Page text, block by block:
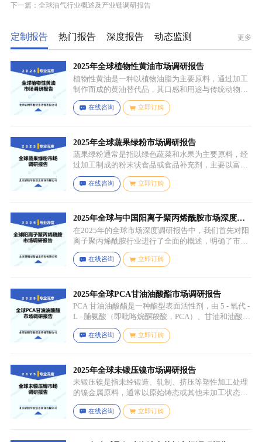
下一篇：全球油气行业概述及产业链调研报告
定制报告 热门报告 深度报告 动态监测 更多
2025年全球植物性黄油市场调研报告
植物性黄油是一种以植物油脂为主要原料，通过加工
制作而成的黄油替代品，其口感和用途与传统动物黄
油较为相似，常见的有大豆油、菜籽油、椰子油、棕
榈油等，这些植物油脂经过精炼、氢化或酯交换等工
用香精、色素等，以改善口感、延长保质期和调整风
味。
在线咨询 立即订购
2025年全球蔬果绿粉市场调研报告
蔬果绿粉通常是指以绿色蔬菜和水果为主要原料，经
过加工制成的粉末状食品或食品补充剂，主要以富含
叶绿素、膳食纤维、维生素、矿物质等营养成分的绿
色蔬菜和水果为原料，常见的包括菠菜、羽衣甘蓝、
等，有时也会搭配其他颜色的蔬果（如胡萝卜、甜菜
根等）以丰富营养等绿色水果。
在线咨询 立即订购
2025年全球与中国阳离子聚丙烯酰胺市场深度调
研报告：行业趋势与投资前景分析
在2025年的全球市场深度调研报告中，我们首先对阳
离子聚丙烯酰胺行业进行了全面的概述，明确了市场
细分与应用场景。通过对细分产品的定义与特点进行
深入分析，我们揭示了关键应用场景及其客群洞察。
在线咨询 立即订购
2025年全球PCA甘油油酸酯市场调研报告
PCA 甘油油酸酯是一种酯型表面活性剂，由 5 - 氧代 -
L - 脯氨酸（即吡咯烷酮羧酸，PCA）、甘油和油酸通
过化学反应生成，化学名称为 5 - 氧代 - L - 脯氨酸 2 -
羟基 - 3-(油酰氧基) 丙酯，分子式为 C26H45NO6，分
先进行皂化反应得到脂肪酸盐，再经过酸化、酯化等
一系列反应，将甘油与油酸结合，并引入 PCA 基团，
从而得到 PCA 甘油油酸酯。
在线咨询 立即订购
2025年全球未锻压镍市场调研报告
未锻压镍是指未经锻造、轧制、挤压等塑性加工处理
的镍金属原料，通常以原始铸态或其他未加工状态存
在，一般为块状、锭状、粒状或其他铸造成型的原始
形态，表面可能保留铸造过程中形成的粗糙纹理或缺
在线咨询 立即订购